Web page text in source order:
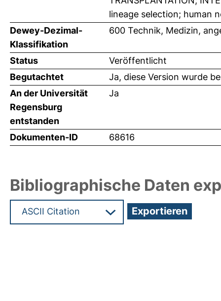
lineage selection; human
Dewey-Dezimal-
Klassifikation
600 Technik, Medizin,
Status
Veröffentlicht
Begutachtet
Ja, diese Version wurde
An der Universität
Regensburg
entstanden
Ja
Dokumenten-ID 68616
Bibliographische Daten